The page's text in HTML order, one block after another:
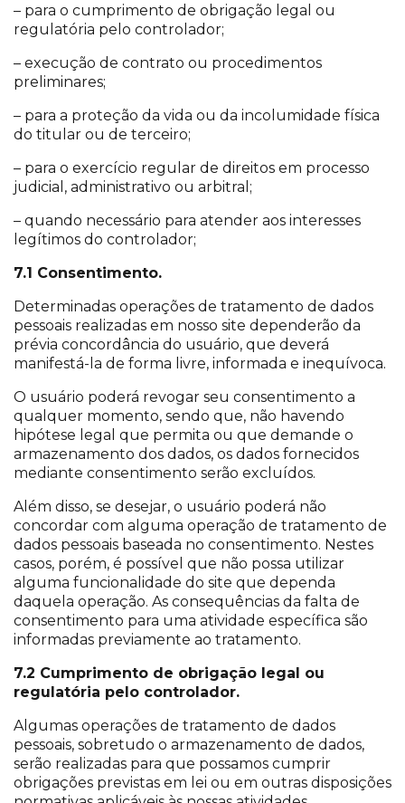
– para o cumprimento de obrigação legal ou
regulatória pelo controlador;
– execução de contrato ou procedimentos
preliminares;
– para a proteção da vida ou da incolumidade física
do titular ou de terceiro;
– para o exercício regular de direitos em processo
judicial, administrativo ou arbitral;
– quando necessário para atender aos interesses
legítimos do controlador;
7.1 Consentimento.
Determinadas operações de tratamento de dados
pessoais realizadas em nosso site dependerão da
prévia concordância do usuário, que deverá
manifestá-la de forma livre, informada e inequívoca.
O usuário poderá revogar seu consentimento a
qualquer momento, sendo que, não havendo
hipótese legal que permita ou que demande o
armazenamento dos dados, os dados fornecidos
mediante consentimento serão excluídos.
Além disso, se desejar, o usuário poderá não
concordar com alguma operação de tratamento de
dados pessoais baseada no consentimento. Nestes
casos, porém, é possível que não possa utilizar
alguma funcionalidade do site que dependa
daquela operação. As consequências da falta de
consentimento para uma atividade específica são
informadas previamente ao tratamento.
7.2 Cumprimento de obrigação legal ou
regulatória pelo controlador.
Algumas operações de tratamento de dados
pessoais, sobretudo o armazenamento de dados,
serão realizadas para que possamos cumprir
obrigações previstas em lei ou em outras disposições